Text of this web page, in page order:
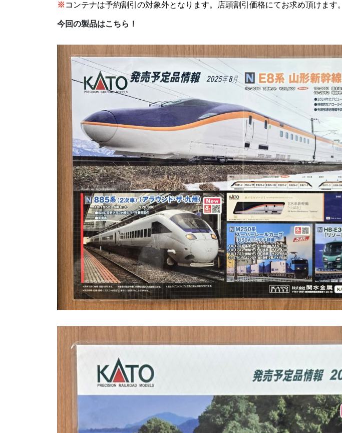
※コンテナは予約割引の対象外となります。店頭割引価格にてお求め頂けます。
今回の製品はこちら！